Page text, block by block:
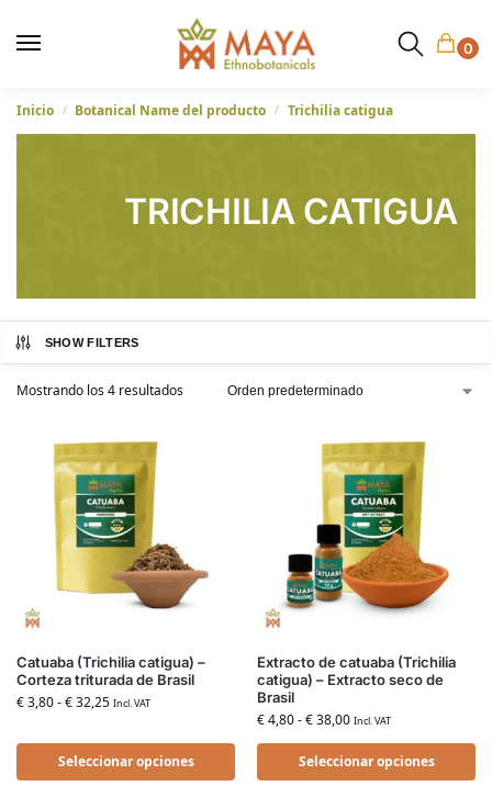
0
Inicio / Botanical Name del producto / Trichilia catigua
TRICHILIA CATIGUA
SHOW FILTERS
Mostrando los 4 resultados
Catuaba (Trichilia catigua) –
Corteza triturada de Brasil
€3,80-€32,25 Incl. VAT
Seleccionar opciones
Extracto de catuaba (Trichilia
catigua) – Extracto seco de
Brasil
€4,80-€38,00 Incl. VAT
Seleccionar opciones